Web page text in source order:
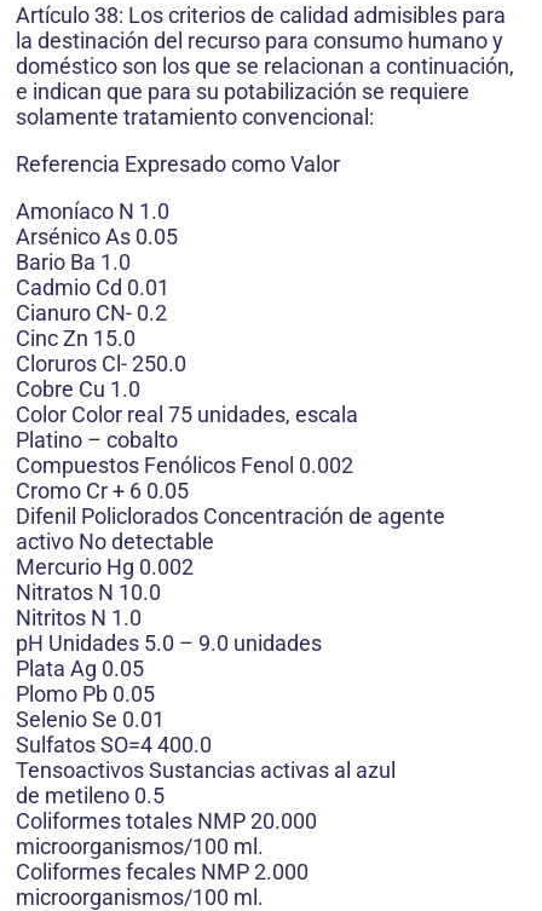
Artículo 38: Los criterios de calidad admisibles para
la destinación del recurso para consumo humano y
doméstico son los que se relacionan a continuación,
e indican que para su potabilización se requiere
solamente tratamiento convencional:
Referencia Expresado como Valor
Amoníaco N 1.0
Arsénico As 0.05
Bario Ba 1.0
Cadmio Cd 0.01
Cianuro CN- 0.2
Cinc Zn 15.0
Cloruros Cl- 250.0
Cobre Cu 1.0
Color Color real 75 unidades, escala
Platino – cobalto
Compuestos Fenólicos Fenol 0.002
Cromo Cr + 6 0.05
Difenil Policlorados Concentración de agente
activo No detectable
Mercurio Hg 0.002
Nitratos N 10.0
Nitritos N 1.0
pH Unidades 5.0 – 9.0 unidades
Plata Ag 0.05
Plomo Pb 0.05
Selenio Se 0.01
Sulfatos SO=4 400.0
Tensoactivos Sustancias activas al azul
de metileno 0.5
Coliformes totales NMP 20.000
microorganismos/100 ml.
Coliformes fecales NMP 2.000
microorganismos/100 ml.